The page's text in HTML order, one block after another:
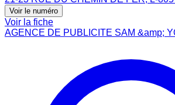
Voir le numéro
Voir la fiche
AGENCE DE PUBLICITE SAM &amp;